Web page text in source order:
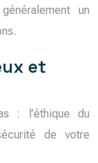
un
et
: l’éthique du
de votre